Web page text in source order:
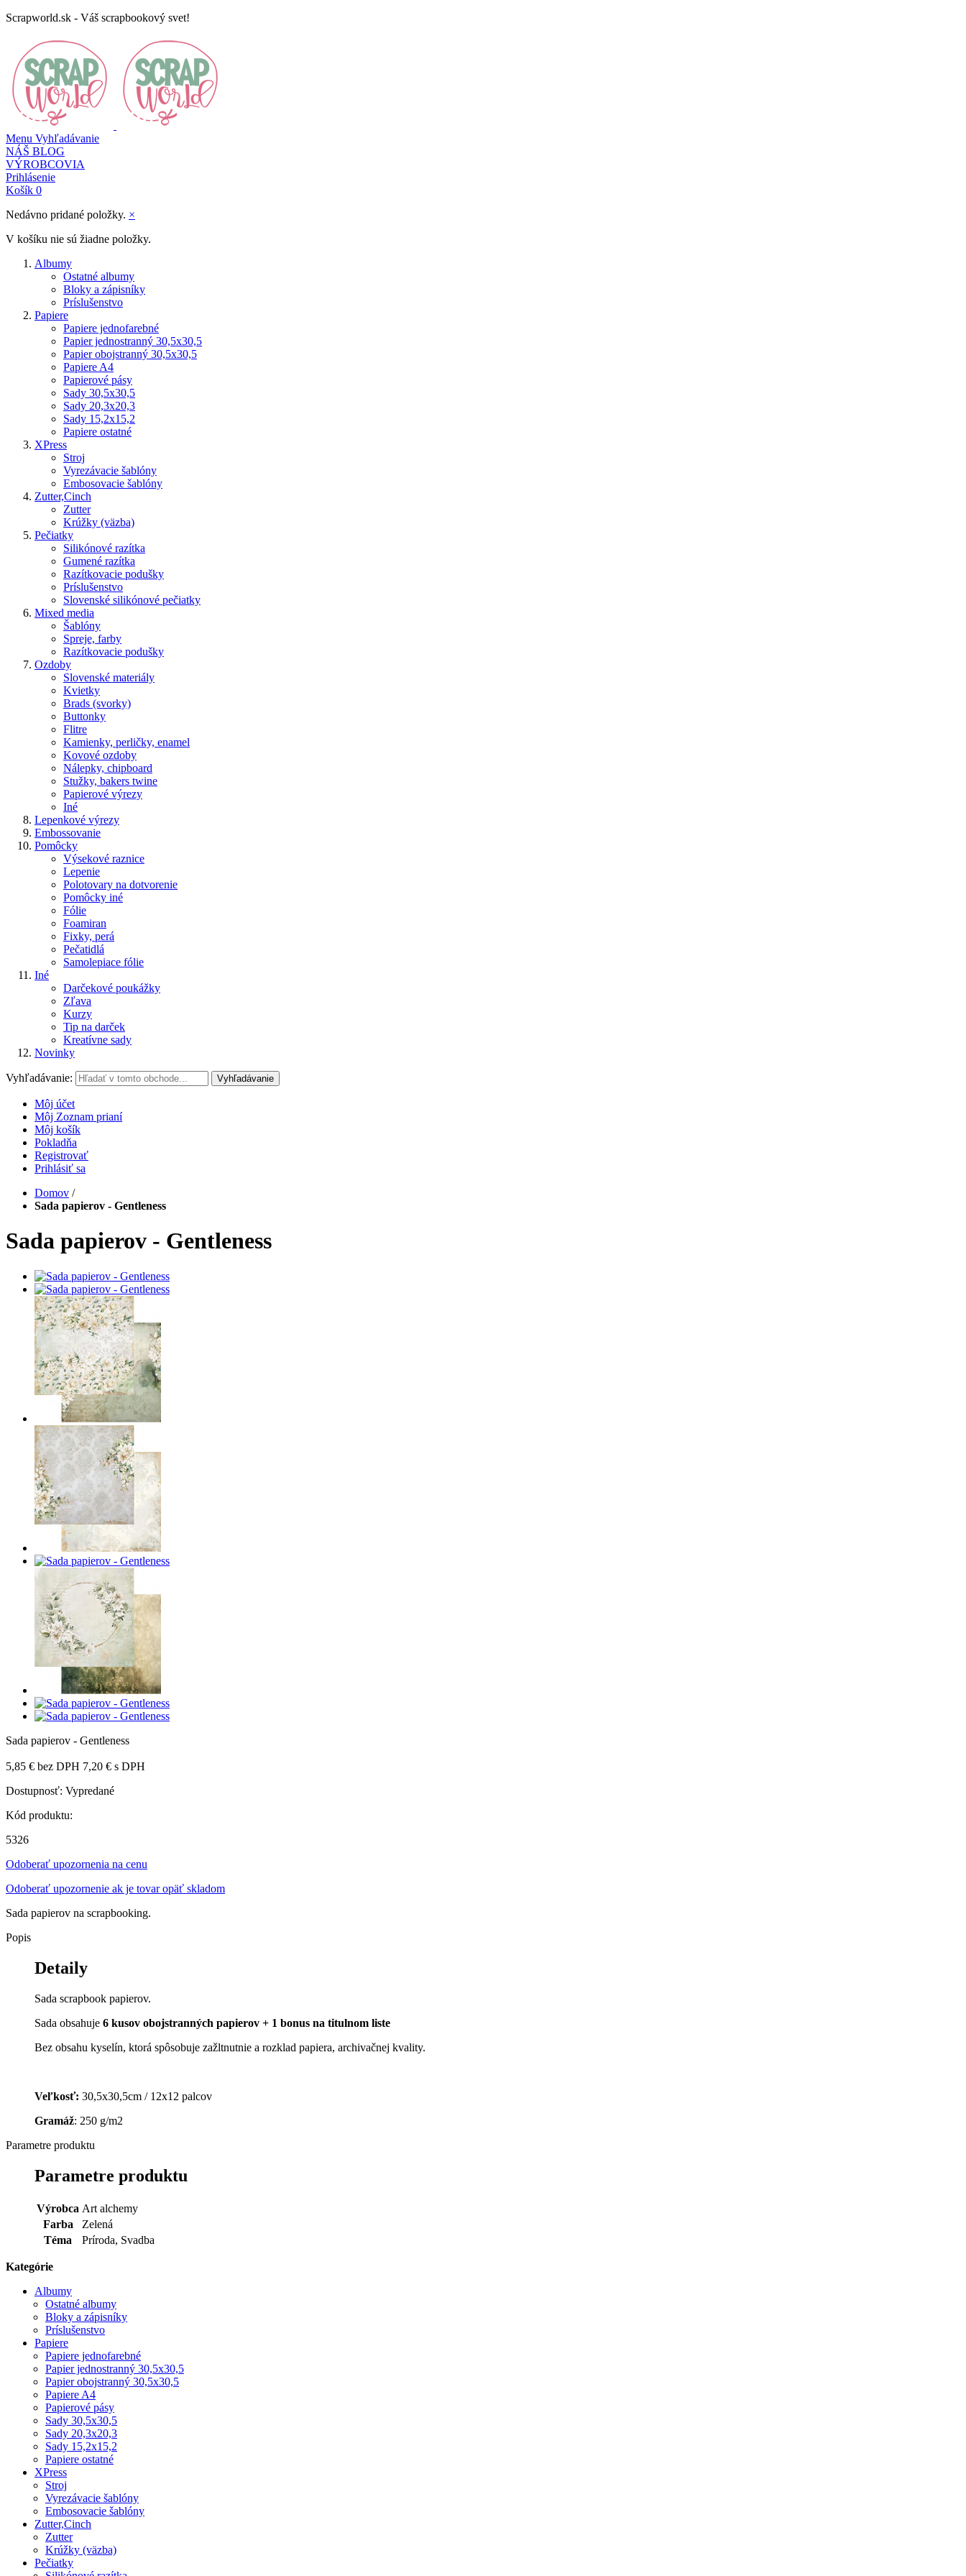
Scrapworld.sk - Váš scrapbookový svet!
Menu Vyhľadávanie
NÁŠ BLOG
VÝROBCOVIA
Prihlásenie
Košík 0
Nedávno pridané položky. ×
V košíku nie sú žiadne položky.
Albumy
Ostatné albumy
Bloky a zápisníky
Príslušenstvo
Papiere
Papiere jednofarebné
Papier jednostranný 30,5x30,5
Papier obojstranný 30,5x30,5
Papiere A4
Papierové pásy
Sady 30,5x30,5
Sady 20,3x20,3
Sady 15,2x15,2
Papiere ostatné
XPress
Stroj
Vyrezávacie šablóny
Embosovacie šablóny
Zutter,Cinch
Zutter
Krúžky (väzba)
Pečiatky
Silikónové razítka
Gumené razítka
Razítkovacie podušky
Príslušenstvo
Slovenské silikónové pečiatky
Mixed media
Šablóny
Spreje, farby
Razítkovacie podušky
Ozdoby
Slovenské materiály
Kvietky
Brads (svorky)
Buttonky
Flitre
Kamienky, perličky, enamel
Kovové ozdoby
Nálepky, chipboard
Stužky, bakers twine
Papierové výrezy
Iné
Lepenkové výrezy
Embossovanie
Pomôcky
Výsekové raznice
Lepenie
Polotovary na dotvorenie
Pomôcky iné
Fólie
Foamiran
Fixky, perá
Pečatidlá
Samolepiace fólie
Iné
Darčekové poukážky
Zľava
Kurzy
Tip na darček
Kreatívne sady
Novinky
Vyhľadávanie: Vyhľadávanie
Môj účet
Môj Zoznam prianí
Môj košík
Pokladňa
Registrovať
Prihlásiť sa
Domov /
Sada papierov - Gentleness
Sada papierov - Gentleness
Sada papierov - Gentleness
5,85 € bez DPH 7,20 € s DPH
Dostupnosť: Vypredané
Kód produktu:
5326
Odoberať upozornenia na cenu
Odoberať upozornenie ak je tovar opäť skladom
Sada papierov na scrapbooking.
Popis
Detaily
Sada scrapbook papierov.
Sada obsahuje 6 kusov obojstranných papierov + 1 bonus na titulnom liste
Bez obsahu kyselín, ktorá spôsobuje zažltnutnie a rozklad papiera, archivačnej kvality.
Veľkosť: 30,5x30,5cm / 12x12 palcov
Gramáž: 250 g/m2
Parametre produktu
Parametre produktu
Výrobca Art alchemy
Farba
Zelená
Téma
Príroda, Svadba
Kategórie
Albumy
Ostatné albumy
Bloky a zápisníky
Príslušenstvo
Papiere
Papiere jednofarebné
Papier jednostranný 30,5x30,5
Papier obojstranný 30,5x30,5
Papiere A4
Papierové pásy
Sady 30,5x30,5
Sady 20,3x20,3
Sady 15,2x15,2
Papiere ostatné
XPress
Stroj
Vyrezávacie šablóny
Embosovacie šablóny
Zutter,Cinch
Zutter
Krúžky (väzba)
Pečiatky